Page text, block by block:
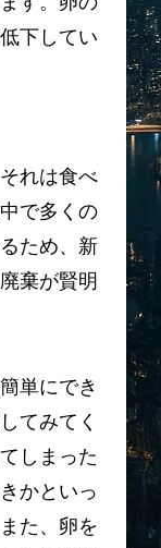
下してい
れは食べ
で多くの
ため、新
棄が賢明
単にでき
てみてく
しまった
かといっ
た、卵を